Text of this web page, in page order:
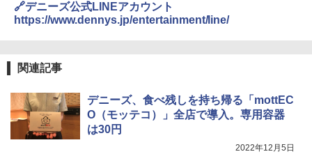
🔗デニーズ公式LINEアカウント
https://www.dennys.jp/entertainment/line/
関連記事
デニーズ、食べ残しを持ち帰る「mottEC
O（モッテコ）」全店で導入。専用容器
は30円
2022年12月5日